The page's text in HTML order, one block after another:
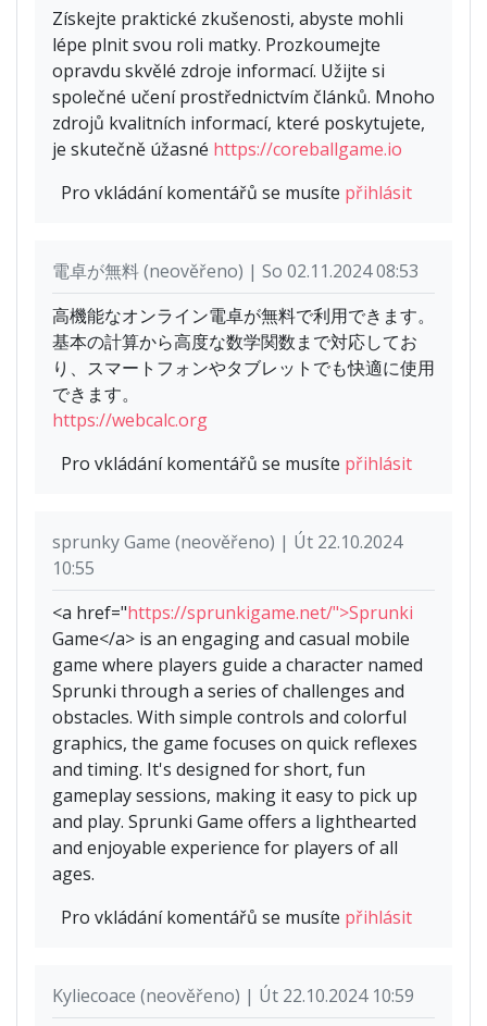
Získejte praktické zkušenosti, abyste mohli
lépe plnit svou roli matky. Prozkoumejte
opravdu skvělé zdroje informací. Užijte si
společné učení prostřednictvím článků. Mnoho
zdrojů kvalitních informací, které poskytujete,
je skutečně úžasné https://coreballgame.io
Pro vkládání komentářů se musíte přihlásit
電卓が無料 (neověřeno) | So 02.11.2024 08:53
高機能なオンライン電卓が無料で利用できます。
基本の計算から高度な数学関数まで対応してお
り、スマートフォンやタブレットでも快適に使用
できます。
https://webcalc.org
Pro vkládání komentářů se musíte přihlásit
sprunky Game (neověřeno) | Út 22.10.2024
10:55
<a href="https://sprunkigame.net/">Sprunki
Game</a> is an engaging and casual mobile
game where players guide a character named
Sprunki through a series of challenges and
obstacles. With simple controls and colorful
graphics, the game focuses on quick reflexes
and timing. It's designed for short, fun
gameplay sessions, making it easy to pick up
and play. Sprunki Game offers a lighthearted
and enjoyable experience for players of all
ages.
Pro vkládání komentářů se musíte přihlásit
Kyliecoace (neověřeno) | Út 22.10.2024 10:59